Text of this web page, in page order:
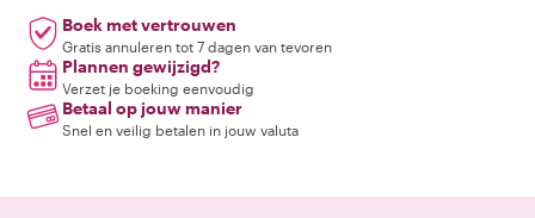
Boek met vertrouwen
Gratis annuleren tot 7 dagen van tevoren
Plannen gewijzigd?
Verzet je boeking eenvoudig
Betaal op jouw manier
Snel en veilig betalen in jouw valuta